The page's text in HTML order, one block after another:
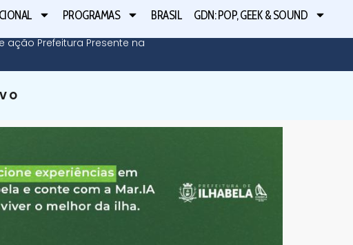
PROGRAMAS BRASIL GDN: POP, GEEK & SOUND
Prefeitura Presente na